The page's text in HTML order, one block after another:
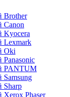
Brother
Canon
Kyocera
Lexmark
Oki
Panasonic
PANTUM
Samsung
Sharp
Xerox Phaser